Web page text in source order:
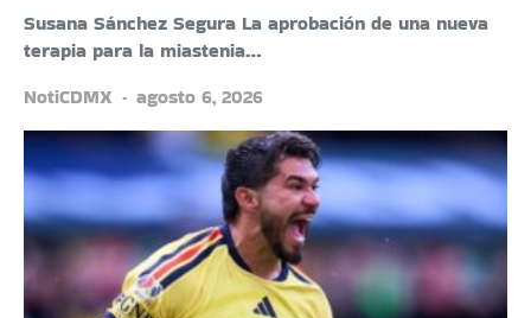
Susana Sánchez Segura La aprobación de una nueva
terapia para la miastenia…
NotiCDMX
agosto 6, 2026